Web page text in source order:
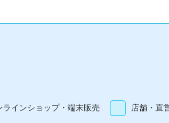
ラインショップ・端末販売 店舗・直